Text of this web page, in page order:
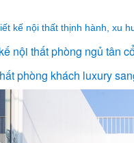
kế nội thất thịnh hành, xu
nội thất phòng ngủ tân
phòng khách luxury